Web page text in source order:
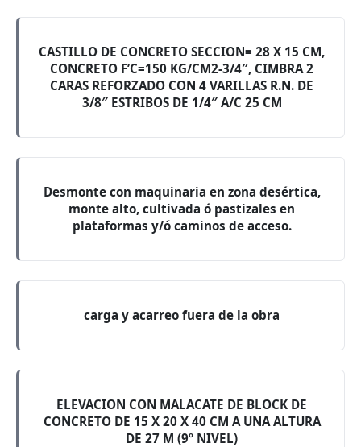
CASTILLO DE CONCRETO SECCION= 28 X 15 CM,
CONCRETO F’C=150 KG/CM2-3/4″, CIMBRA 2
CARAS REFORZADO CON 4 VARILLAS R.N. DE
3/8″ ESTRIBOS DE 1/4″ A/C 25 CM
Desmonte con maquinaria en zona desértica,
monte alto, cultivada ó pastizales en
plataformas y/ó caminos de acceso.
carga y acarreo fuera de la obra
ELEVACION CON MALACATE DE BLOCK DE
CONCRETO DE 15 X 20 X 40 CM A UNA ALTURA
DE 27 M (9º NIVEL)